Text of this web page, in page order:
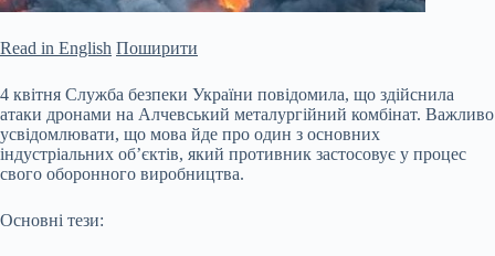
Read in English Поширити
4 квітня Служба безпеки України повідомила, що здійснила
атаки дронами на Алчевський металургійний комбінат. Важливо
усвідомлювати, що мова йде про один з основних
індустріальних об’єктів, який противник застосовує у процес
свого оборонного виробництва.
Основні тези: